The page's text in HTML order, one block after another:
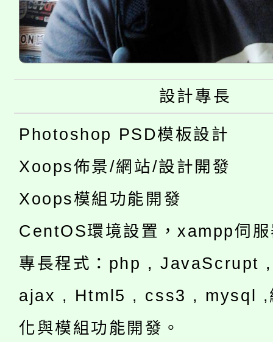
設計專長
Photoshop PSD模板設計
Xoops佈景/網站/設計開發
Xoops模組功能開發
CentOS環境設置，xampp伺
專長程式：php , JavaScrupt
ajax , Html5 , css3 , mysql ,
化與模組功能開發。